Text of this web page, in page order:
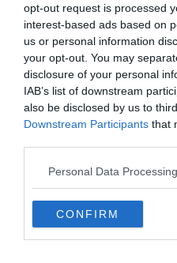
opt-out request is processed
interest-based ads based on
us or personal information
your opt-out. You may
disclosure of your personal
IAB’s list of downstream
also be disclosed by us to
Downstream Participants that
Personal Data
CONFIRM
Morto Mattia
coma dal 2017
contaminato
Tragedia sul
precipita e